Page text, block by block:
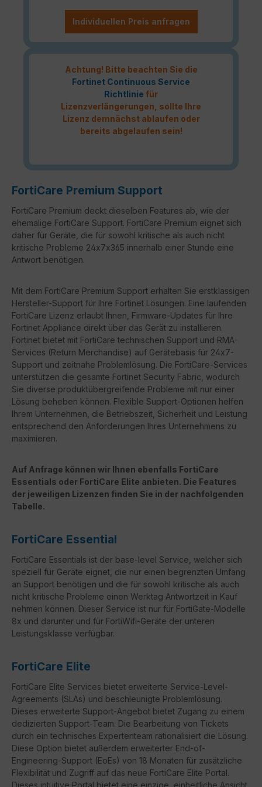
Individuellen Preis anfragen
Achtung! Bitte beachten Sie die
Fortinet Continuous Service
Richtlinie für
Lizenzverlängerungen, sollte Ihre
Lizenz demnächst ablaufen oder
bereits abgelaufen sein!
FortiCare Premium Support
FortiCare Premium deckt dieselben Features ab, wie der
ehemalige FortiCare Support. FortiCare Premium eignet sich
daher für Geräte, die für sowohl kritische als auch nicht
kritische Probleme 24x7x365 innerhalb einer Stunde eine
Antwort benötigen.
Mit dem FortiCare Premium Support erhalten Sie erstklassigen
Hersteller-Support für Ihre Fortinet Lösungen. Eine laufenden
FortiCare Lizenz erlaubt Ihnen, Firmware-Updates für Ihre
Fortinet Appliance direkt über das Gerät zu installieren.
Fortinet bietet mit FortiCare technischen Support und RMA-
Services (Return Merchandise) auf Gerätebasis für 24x7-
Support und zeitnahe Problemlösung. Die FortiCare-Services
unterstützen die gesamte Fortinet Security Fabric, wodurch
Sie diverse produktübergreifende Probleme mit nur einer
Lösung beheben können. Flexible Support-Optionen helfen
Ihrem Unternehmen, die Betriebszeit, Sicherheit und Leistung
entsprechend den Anforderungen Ihres Unternehmens zu
maximieren.
Auf Anfrage können wir Ihnen ebenfalls FortiCare
Essentials oder FortiCare Elite anbieten. Die Features
der jeweiligen Lizenzen finden Sie in der nachfolgenden
Tabelle.
FortiCare Essential
FortiCare Essentials ist der base-level Service, welcher sich
speziell für Geräte eignet, die nur einen begrenzten Umfang
an Support benötigen und die für sowohl kritische als auch
nicht kritische Probleme einen Werktag Antwortzeit in Kauf
nehmen können. Dieser Service ist nur für FortiGate-Modelle
8x und darunter und für FortiWifi-Geräte der unteren
Leistungsklasse verfügbar.
FortiCare Elite
FortiCare Elite Services bietet erweiterte Service-Level-
Agreements (SLAs) und beschleunigte Problemlösung.
Dieses erweiterte Support-Angebot bietet Zugang zu einem
dedizierten Support-Team. Die Bearbeitung von Tickets
durch ein technisches Expertenteam rationalisiert die Lösung.
Diese Option bietet außerdem erweiterter End-of-
Engineering-Support (EoEs) von 18 Monaten für zusätzliche
Flexibilität und Zugriff auf das neue FortiCare Elite Portal.